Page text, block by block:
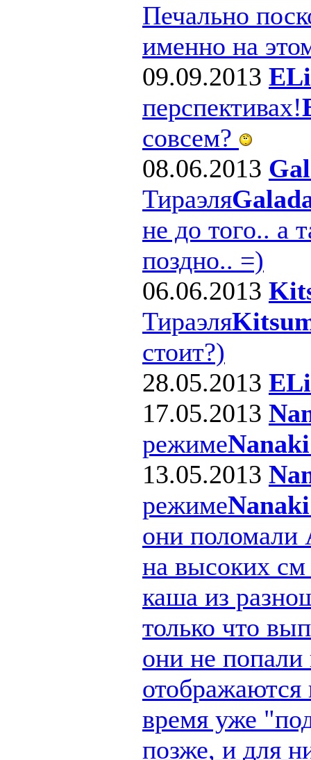
Печально
именно на
09.09.2013 ELi
перспективах!
совсем?
08.06.2013
Тираэля
не до того.. а
поздно.. =)
06.06.2013
Тираэля
стоит?)
28.05.2013 ELi
17.05.2013
режиме
13.05.2013
режиме
они поломали
на высоких
каша из
только что
они не попали
время уже
позже, и для